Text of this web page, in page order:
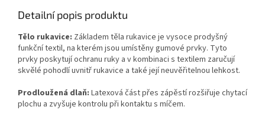
Detailní popis produktu
Tělo rukavice: Základem těla rukavice je vysoce prodyšný
funkční textil, na kterém jsou umístěny gumové prvky. Tyto
prvky poskytují ochranu ruky a v kombinaci s textilem zaručují
skvělé pohodlí uvnitř rukavice a také její neuvěřitelnou lehkost.
Prodloužená dlaň: Latexová část přes zápěstí rozšiřuje chytací
plochu a zvyšuje kontrolu při kontaktu s míčem.